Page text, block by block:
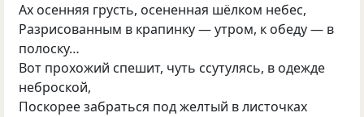
Ах осенняя грусть, осененная шёлком небес,
Разрисованным в крапинку — утром, к обеду — в
полоску…
Вот прохожий спешит, чуть ссутулясь, в одежде
неброской,
Поскорее забраться под желтый в листочках